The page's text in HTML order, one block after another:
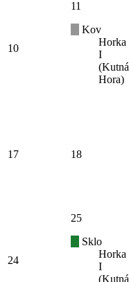
10
11
Kov
Horka
I
(Kutná
Hora)
17 18
24
25
Sklo
Horka
I
(Kutná